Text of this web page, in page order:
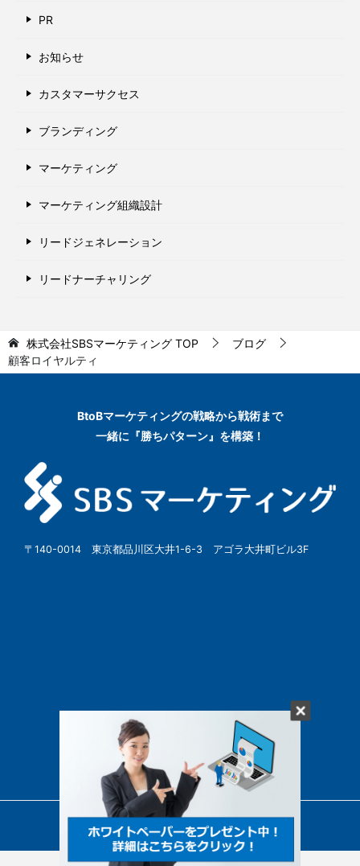
PR
お知らせ
カスタマーサクセス
ブランディング
マーケティング
マーケティング組織設計
リードジェネレーション
リードナーチャリング
株式会社SBSマーケティング TOP
ブログ
顧客ロイヤルティ
BtoBマーケティングの戦略から戦術まで
一緒に『勝ちパターン』を構築！
〒140-0014 東京都品川区大井1-6-3 アゴラ大井町ビル3F
© SBSMarketing Co., Ltd.